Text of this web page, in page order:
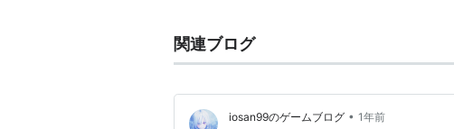
関連ブログ
iosan99のゲームブログ • 1年前